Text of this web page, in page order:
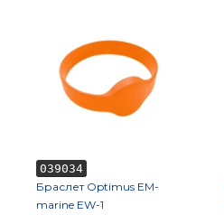
039034
Браслет Optimus EM-
marine EW-1